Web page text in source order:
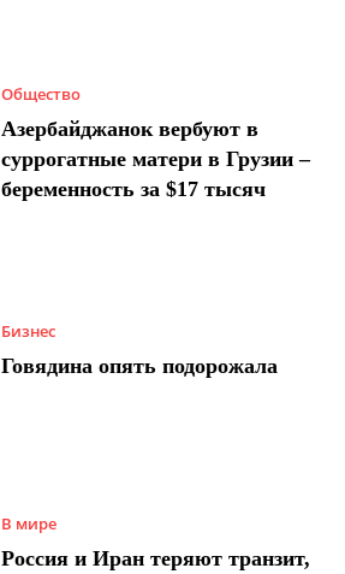
Общество
Азербайджанок вербуют в
суррогатные матери в Грузии –
беременность за $17 тысяч
Бизнес
Говядина опять подорожала
В мире
Россия и Иран теряют транзит,